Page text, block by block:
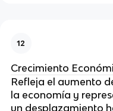
12
Crecimiento
Refleja el aumento
la economía y
un desplazamiento